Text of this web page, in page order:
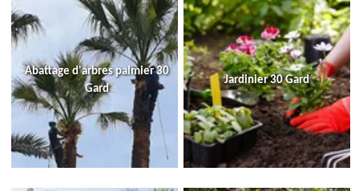
Abattage d'arbres palmier 30
Gard
Jardinier 30 Gard